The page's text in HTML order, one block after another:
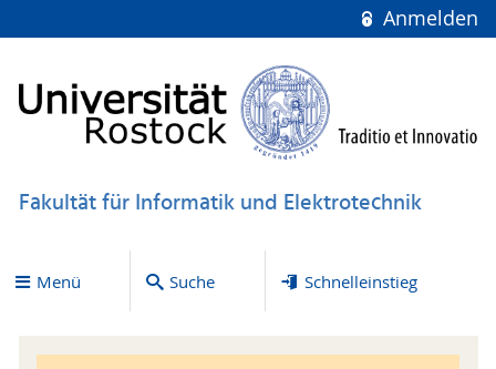
Anmelden
Fakultät für Informatik und Elektrotechnik
Menü Suche Schnelleinstieg